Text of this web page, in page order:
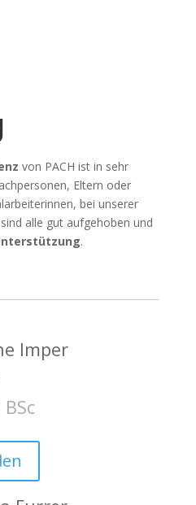
von PACH ist in sehr
Eltern oder
bei unserer
alle gut aufgehoben und
.